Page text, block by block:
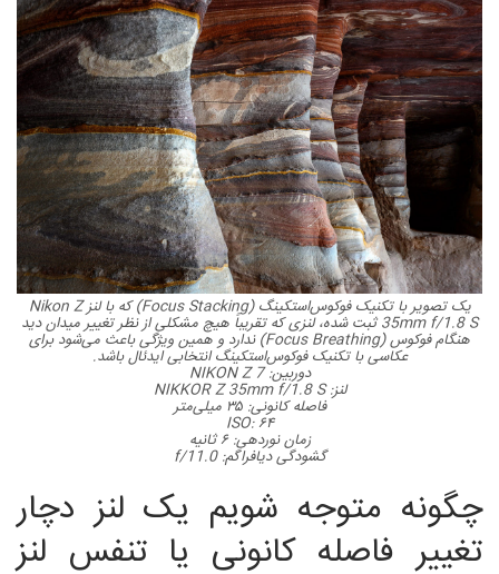
یک تصویر با تکنیک فوکوس‌استکینگ (Focus Stacking) که با لنز Nikon Z
35mm f/1.8 S ثبت شده، لنزی که تقریباً هیچ مشکلی از نظر تغییر میدان دید
هنگام فوکوس (Focus Breathing) ندارد و همین ویژگی باعث می‌شود برای
عکاسی با تکنیک فوکوس‌استکینگ انتخابی ایدئال باشد.
دوربین: NIKON Z 7
لنز: NIKKOR Z 35mm f/1.8 S
فاصله کانونی: ۳۵ میلی‌متر
ISO: ۶۴
زمان نوردهی: ۶ ثانیه
گشودگی دیافراگم: f/11.0
چگونه متوجه شویم یک لنز دچار
تغییر فاصله‌ کانونی یا تنفس لنز